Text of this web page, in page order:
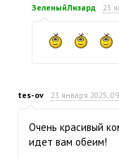
ЗеленыйЛизард 23
tes-ov 23 января 2025,
Очень красивый
идет вам обеим!